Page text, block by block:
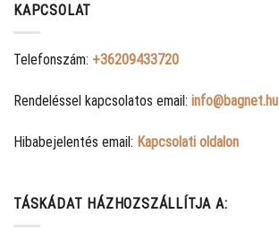
KAPCSOLAT
Telefonszám: +36209433720
Rendeléssel kapcsolatos email: info@bagnet.hu
Hibabejelentés email: Kapcsolati oldalon
TÁSKÁDAT HÁZHOZSZÁLLÍTJA A: